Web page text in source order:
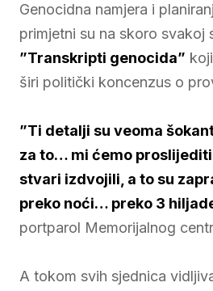
Genocidna namjera i
primjetni su na skoro
”Transkripti genocida”
širi politički koncenzus o
”Ti detalji su veoma
za to… mi ćemo proslijediti
stvari izdvojili, a to su
preko noći… preko 3
portparol Memorijalnog
A tokom svih sjednica